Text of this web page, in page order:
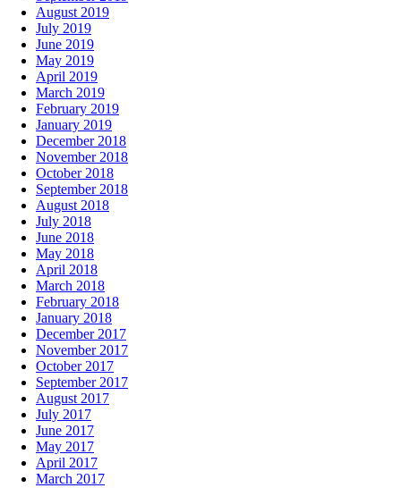
August 2019
July 2019
June 2019
May 2019
April 2019
March 2019
February 2019
January 2019
December 2018
November 2018
October 2018
September 2018
August 2018
July 2018
June 2018
May 2018
April 2018
March 2018
February 2018
January 2018
December 2017
November 2017
October 2017
September 2017
August 2017
July 2017
June 2017
May 2017
April 2017
March 2017